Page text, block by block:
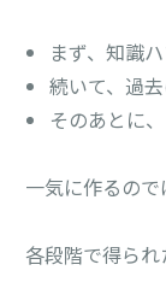
まず、知識
続いて、過
そのあとに
一気に作るので
各段階で得られ